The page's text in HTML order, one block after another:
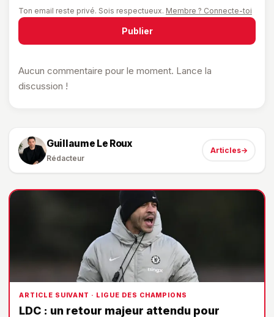
Ton email reste privé. Sois respectueux. Membre ? Connecte-toi
Publier
Aucun commentaire pour le moment. Lance la
discussion !
Guillaume Le Roux
Rédacteur
Articles→
ARTICLE SUIVANT · LIGUE DES CHAMPIONS
LDC : un retour majeur attendu pour